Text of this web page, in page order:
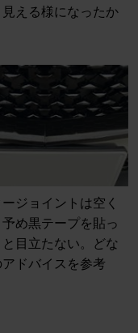
見える様になったか
ジョイントは空く
め黒テープを貼っ
目立たない。どな
ドバイスを参考